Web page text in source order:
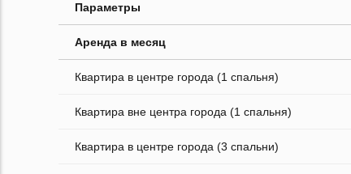
Параметры
Аренда в месяц
Квартира в центре города (1 спальня)
Квартира вне центра города (1 спальня)
Квартира в центре города (3 спальни)